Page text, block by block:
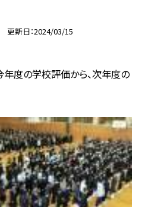
更新日 2024/03/15
年度の学校評価から、次年度の